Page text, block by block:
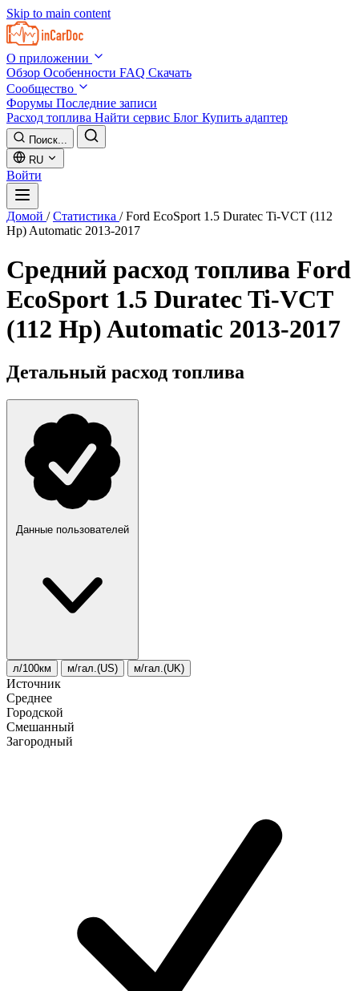
Skip to main content
О приложении
Обзор Особенности FAQ Скачать
Сообщество
Форумы Последние записи
Расход топлива Найти сервис Блог Купить адаптер
Поиск...
RU
Войти
Домой / Статистика / Ford EcoSport 1.5 Duratec Ti-VCT (112
Hp) Automatic 2013-2017
Средний расход топлива Ford
EcoSport 1.5 Duratec Ti-VCT
(112 Hp) Automatic 2013-2017
Детальный расход топлива
Данные пользователей
л/100км м/гал.(US) м/гал.(UK)
Источник
Среднее
Городской
Смешанный
Загородный